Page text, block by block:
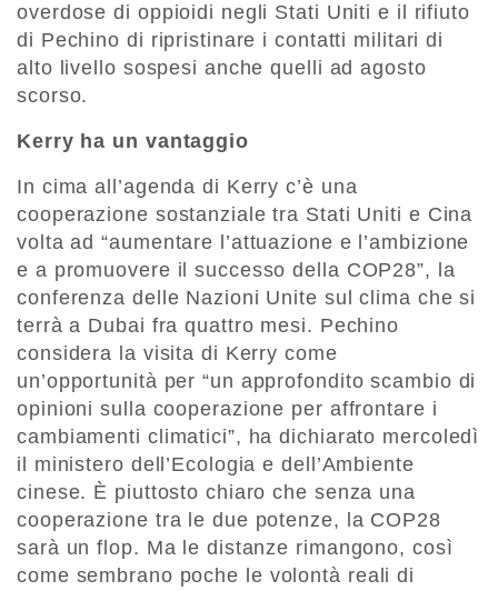
overdose di oppioidi negli Stati Uniti e il rifiuto
di Pechino di ripristinare i contatti militari di
alto livello sospesi anche quelli ad agosto
scorso.
Kerry ha un vantaggio
In cima all’agenda di Kerry c’è una
cooperazione sostanziale tra Stati Uniti e Cina
volta ad “aumentare l’attuazione e l’ambizione
e a promuovere il successo della COP28”, la
conferenza delle Nazioni Unite sul clima che si
terrà a Dubai fra quattro mesi. Pechino
considera la visita di Kerry come
un’opportunità per “un approfondito scambio di
opinioni sulla cooperazione per affrontare i
cambiamenti climatici”, ha dichiarato mercoledì
il ministero dell’Ecologia e dell’Ambiente
cinese. È piuttosto chiaro che senza una
cooperazione tra le due potenze, la COP28
sarà un flop. Ma le distanze rimangono, così
come sembrano poche le volontà reali di